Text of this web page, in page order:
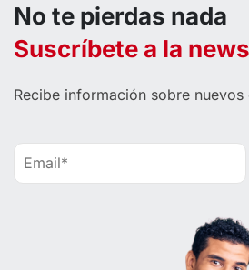
No te pierdas nada
Suscríbete a la
Recibe información sobre
Suscribirme